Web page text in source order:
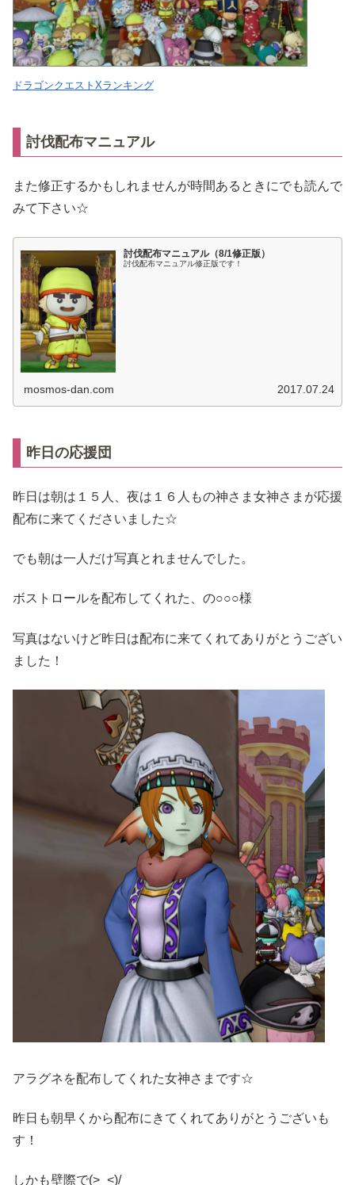
ドラゴンクエストXランキング
討伐配布マニュアル
また修正するかもしれませんが時間あるときにでも読んで
みて下さい☆
討伐配布マニュアル（8/1修正版）
討伐配布マニュアル修正版です！
mosmos-dan.com 2017.07.24
昨日の応援団
昨日は朝は１５人、夜は１６人もの神さま女神さまが応援
配布に来てくださいました☆
でも朝は一人だけ写真とれませんでした。
ボストロールを配布してくれた、の○○○様
写真はないけど昨日は配布に来てくれてありがとうござい
ました！
アラグネを配布してくれた女神さまです☆
昨日も朝早くから配布にきてくれてありがとうございも
す！
しかも壁際で(>_<)/